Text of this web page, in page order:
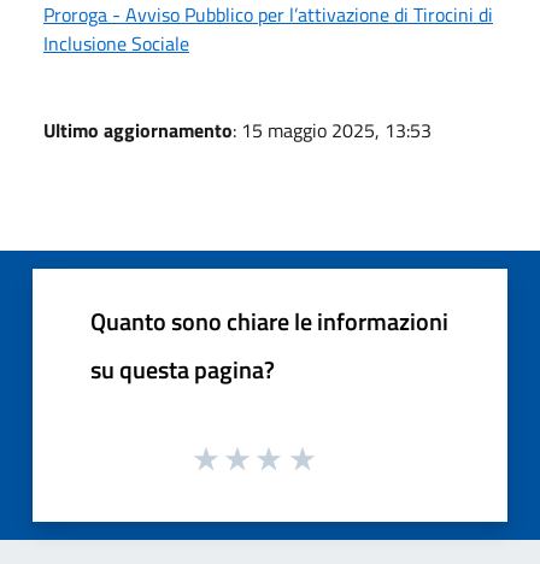
Proroga - Avviso Pubblico per l’attivazione di Tirocini di
Inclusione Sociale
Ultimo aggiornamento: 15 maggio 2025, 13:53
Quanto sono chiare le informazioni
su questa pagina?